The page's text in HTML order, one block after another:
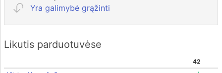
Yra galimybė grąžinti
Likutis parduotuvėse
42